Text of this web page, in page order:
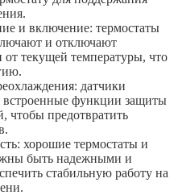
и включение: термостаты
и отключают
от текущей температуры, что
датчики
встроенные функции защиты
чтобы предотвратить
хорошие термостаты и
быть надежными и
стабильную работу на